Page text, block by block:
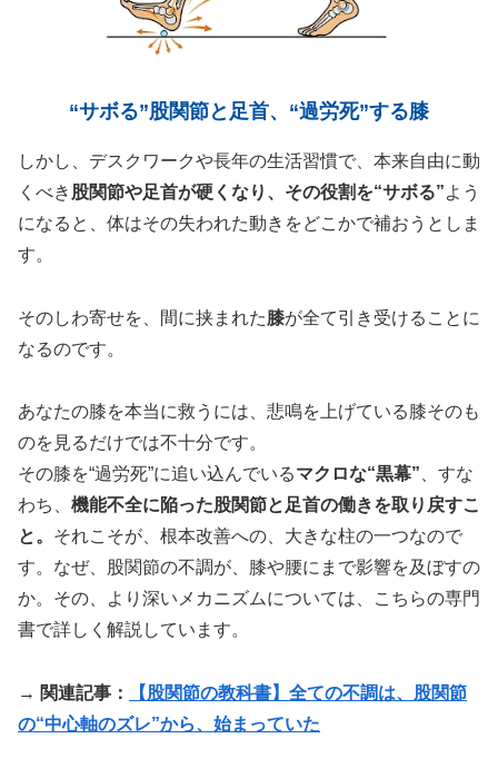
“サボる”股関節と足首、“過労死”する膝
しかし、デスクワークや長年の生活習慣で、本来自由に動
くべき 股関節や足首が硬くなり、その役割を“サボる”よう
になると、体はその失われた動きをどこかで補おうとしま
す。
そのしわ寄せを、間に挟まれた膝が全て引き受けることに
なるのです。
あなたの膝を本当に救うには、悲鳴を上げている膝そのも
のを見るだけでは不十分です。
その膝を“過労死”に追い込んでいるマクロな“黒幕”、すな
わち、 機能不全に陥った股関節と足首の働きを取り戻すこ
と。 それこそが、根本改善への、大きな柱の一つなので
す。なぜ、股関節の不調が、膝や腰にまで影響を及ぼすの
か。その、より深いメカニズムについては、こちらの専門
書で詳しく解説しています。
→ 関連記事：
【股関節の教科書】全ての不調は、股関節
の“中心軸のズレ”から、始まっていた